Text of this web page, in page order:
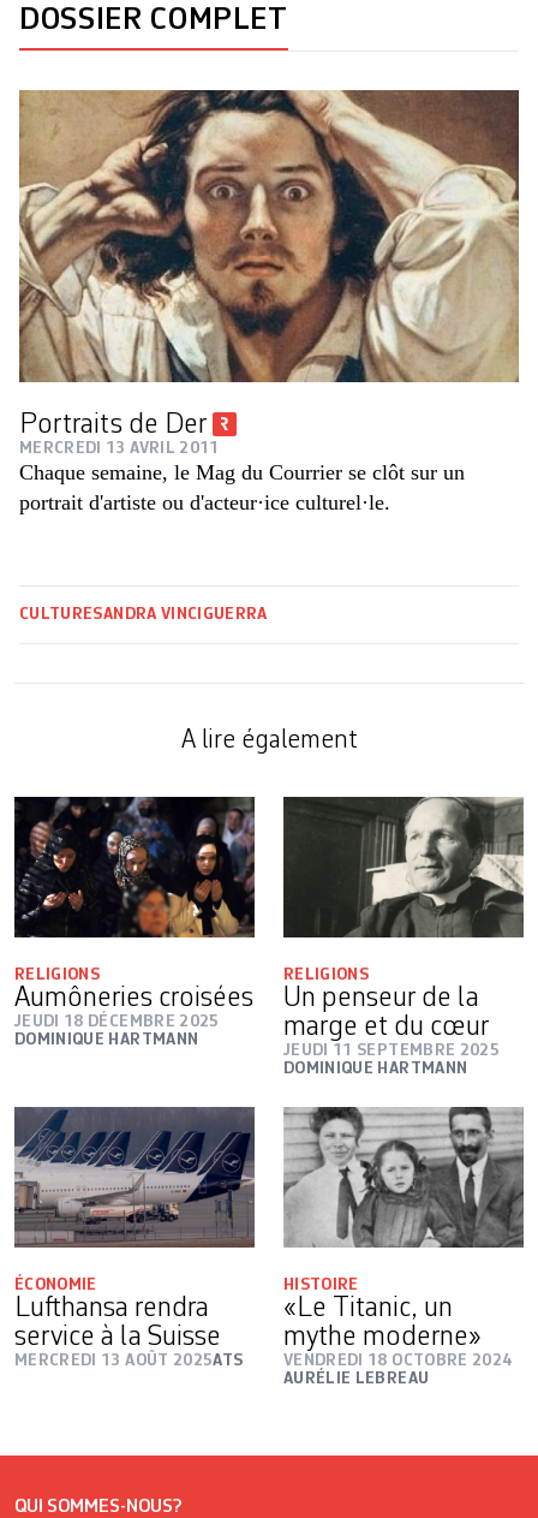
DOSSIER COMPLET
Portraits de Der
MERCREDI 13 AVRIL 2011
Chaque semaine, le Mag du Courrier se clôt sur un
portrait d'artiste ou d'acteur·ice culturel·le.
CULTURESANDRA VINCIGUERRA
A lire également
RELIGIONS
Aumôneries croisées
JEUDI 18 DÉCEMBRE 2025
DOMINIQUE HARTMANN
RELIGIONS
Un penseur de la
marge et du cœur
JEUDI 11 SEPTEMBRE 2025
DOMINIQUE HARTMANN
ÉCONOMIE
Lufthansa rendra
service à la Suisse
MERCREDI 13 AOÛT 2025ATS
HISTOIRE
«Le Titanic, un
mythe moderne»
VENDREDI 18 OCTOBRE 2024
AURÉLIE LEBREAU
QUI SOMMES-NOUS?